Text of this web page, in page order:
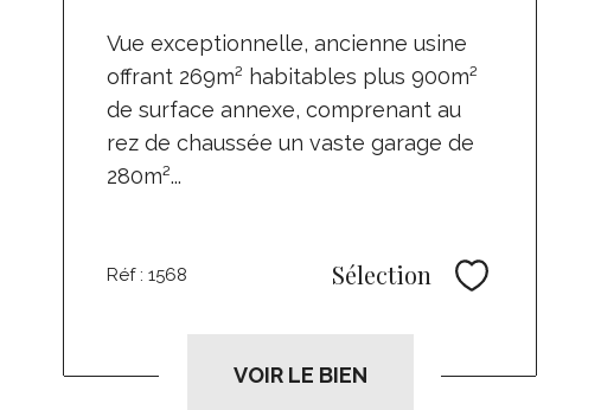
Vue exceptionnelle, ancienne usine
offrant 269m² habitables plus 900m²
de surface annexe, comprenant au
rez de chaussée un vaste garage de
280m²...
Réf : 1568 Sélection
VOIR LE BIEN